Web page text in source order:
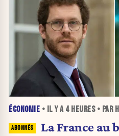
ÉCONOMIE • IL Y A 4 HEURES• PAR
La France au